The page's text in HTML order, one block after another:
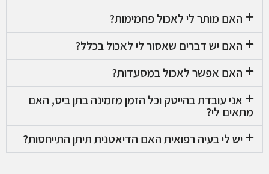
האם מותר לי לאכול פחמימות?
האם יש דברים שאסור לי לאכול בכלל?
האם אפשר לאכול במסעדות?
אני עובדת בהייטק וכל הזמן מזמינה בתן ביס, האם
מתאים לי?
יש לי בעיה רפואית האם הדיאטנית תיתן התייחסות?